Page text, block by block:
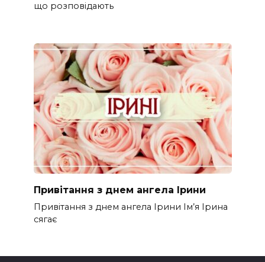
що розповідають
Привітання з днем ангела Ірини
Привітання з днем ангела Ірини Ім’я Ірина
сягає